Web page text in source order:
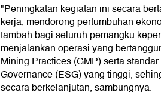
"Peningkatan kegiatan ini secara
kerja, mendorong pertumbuhan
tambah bagi seluruh pemangku
menjalankan operasi yang
Mining Practices (GMP) serta
Governance (ESG) yang tinggi,
secara berkelanjutan, sambungnya.